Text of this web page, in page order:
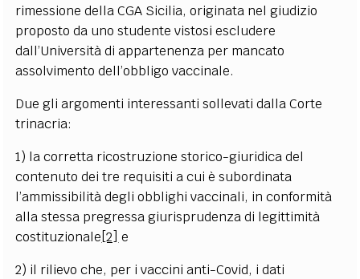
rimessione della CGA Sicilia, originata nel giudizio
proposto da uno studente vistosi escludere
dall’Università di appartenenza per mancato
assolvimento dell’obbligo vaccinale.
Due gli argomenti interessanti sollevati dalla Corte
trinacria:
1) la corretta ricostruzione storico-giuridica del
contenuto dei tre requisiti a cui è subordinata
l’ammissibilità degli obblighi vaccinali, in conformità
alla stessa pregressa giurisprudenza di legittimità
costituzionale[2] e
2) il rilievo che, per i vaccini anti-Covid, i dati